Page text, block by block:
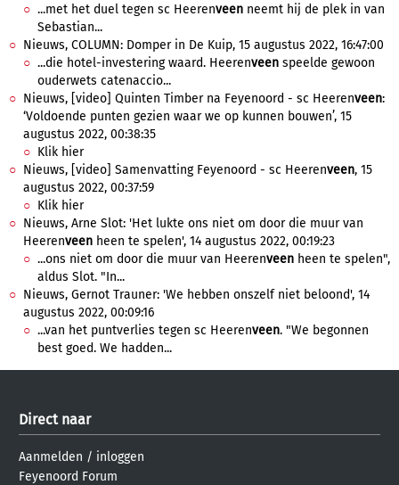
...met het duel tegen sc Heerenveen neemt hij de plek in van
Sebastian...
Nieuws, COLUMN: Domper in De Kuip, 15 augustus 2022, 16:47:00
...die hotel-investering waard. Heerenveen speelde gewoon
ouderwets catenaccio...
Nieuws, [video] Quinten Timber na Feyenoord - sc Heerenveen:
‘Voldoende punten gezien waar we op kunnen bouwen’, 15
augustus 2022, 00:38:35
Klik hier
Nieuws, [video] Samenvatting Feyenoord - sc Heerenveen, 15
augustus 2022, 00:37:59
Klik hier
Nieuws, Arne Slot: 'Het lukte ons niet om door die muur van
Heerenveen heen te spelen', 14 augustus 2022, 00:19:23
...ons niet om door die muur van Heerenveen heen te spelen",
aldus Slot. "In...
Nieuws, Gernot Trauner: 'We hebben onszelf niet beloond', 14
augustus 2022, 00:09:16
...van het puntverlies tegen sc Heerenveen. "We begonnen
best goed. We hadden...
Direct naar
Aanmelden / inloggen
Feyenoord Forum